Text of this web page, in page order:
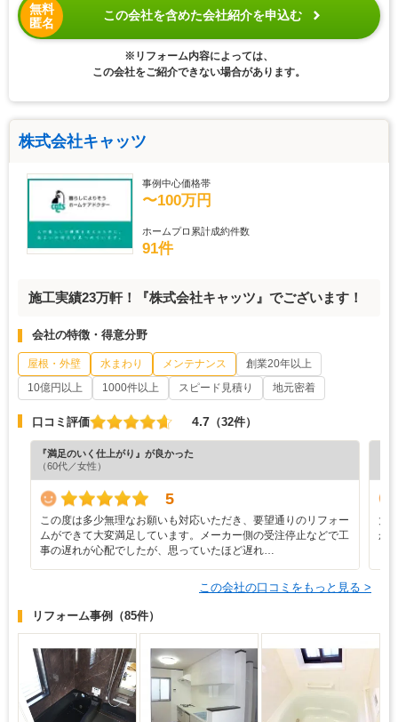
無料
匿名
この会社を含めた会社紹介を申込む
※リフォーム内容によっては、
この会社をご紹介できない場合があります。
株式会社キャッツ
事例中心価格帯
〜100万円
ホームプロ累計成約件数
91件
施工実績23万軒！『株式会社キャッツ』でございます！
会社の特徴・得意分野
屋根・外壁 水まわり メンテナンス
創業20年以上
10億円以上
1000件以上 スピード見積り 地元密着
口コミ評価 4.7 （32件）
『満足のいく仕上がり』が良かった
（60代／女性）
5
この度は多少無理なお願いも対応いただき、要望通りのリフォー
ムができて大変満足しています。メーカー側の受注停止などで工
事の遅れが心配でしたが、思っていたほど遅れ…
大
か
この会社の口コミをもっと見る >
リフォーム事例 （85件）